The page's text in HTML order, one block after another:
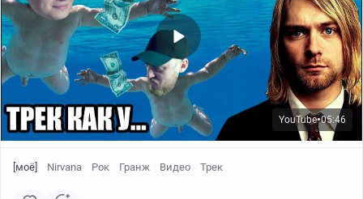
YouTube●05:46
[моё] Nirvana Рок Гранж Видео Трек